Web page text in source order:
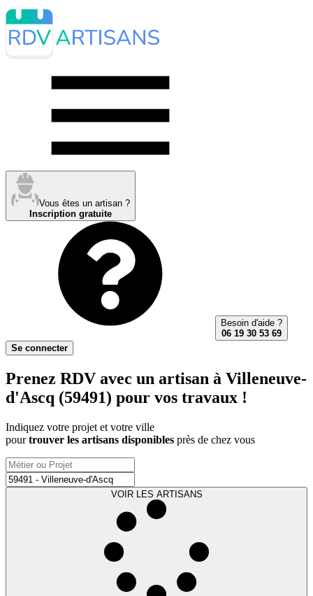
Vous êtes un artisan ?
Inscription gratuite
Besoin d'aide ?
06 19 30 53 69
Se connecter
Prenez RDV avec un artisan à Villeneuve-
d'Ascq (59491) pour vos travaux !
Indiquez votre projet et votre ville
pourtrouver les artisans disponibles près de chez vous